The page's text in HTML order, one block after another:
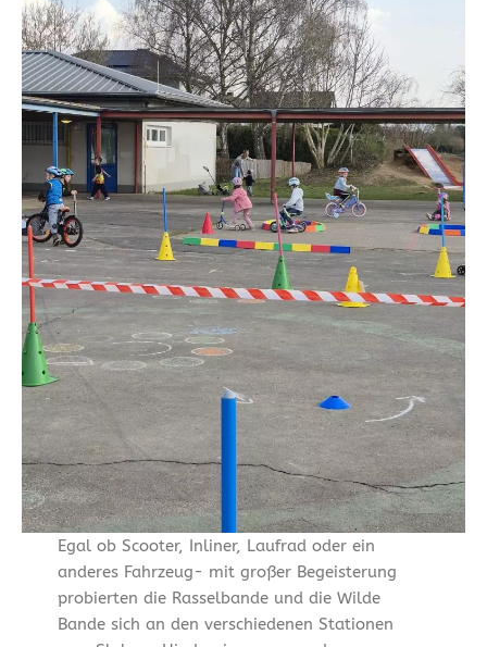
Egal ob Scooter, Inliner, Laufrad oder ein
anderes Fahrzeug- mit großer Begeisterung
probierten die Rasselbande und die Wilde
Bande sich an den verschiedenen Stationen